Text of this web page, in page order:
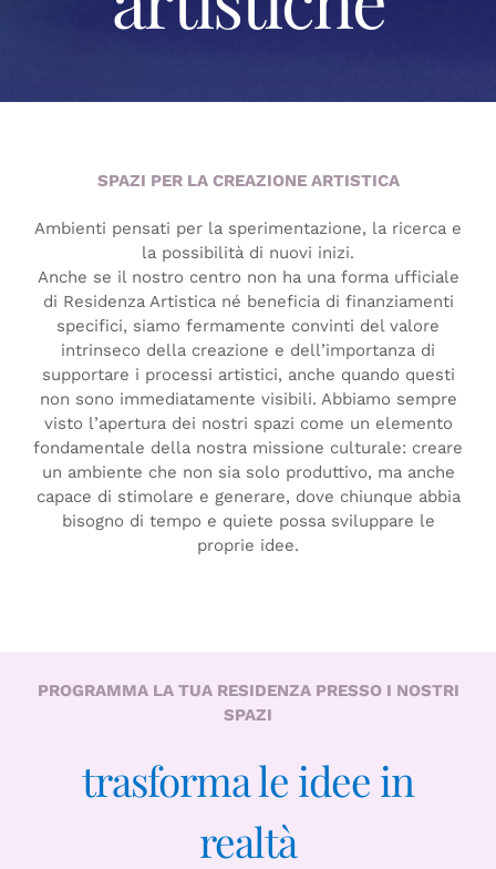
SPAZI PER LA CREAZIONE ARTISTICA
Ambienti pensati per la sperimentazione, la ricerca e
la possibilità di nuovi inizi.
Anche se il nostro centro non ha una forma ufficiale
di Residenza Artistica né beneficia di finanziamenti
specifici, siamo fermamente convinti del valore
intrinseco della creazione e dell’importanza di
supportare i processi artistici, anche quando questi
non sono immediatamente visibili. Abbiamo sempre
visto l’apertura dei nostri spazi come un elemento
fondamentale della nostra missione culturale: creare
un ambiente che non sia solo produttivo, ma anche
capace di stimolare e generare, dove chiunque abbia
bisogno di tempo e quiete possa sviluppare le
proprie idee.
PROGRAMMA LA TUA RESIDENZA PRESSO I NOSTRI
SPAZI
trasforma le idee in
realtà